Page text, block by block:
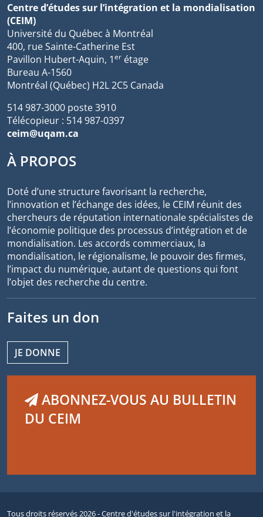
Centre d’études sur l’intégration et la mondialisation
(CEIM)
Université du Québec à Montréal
400, rue Sainte-Catherine Est
Pavillon Hubert-Aquin, 1er étage
Bureau A-1560
Montréal (Québec) H2L 2C5 Canada
514 987-3000 poste 3910
Télécopieur : 514 987-0397
ceim@uqam.ca
À PROPOS
Doté d’une structure favorisant la recherche,
l’innovation et l’échange des idées, le CEIM réunit des
chercheurs de réputation internationale spécialistes de
l’économie politique des processus d’intégration et de
mondialisation. Les accords commerciaux, la
mondialisation, le régionalisme, le pouvoir des firmes,
l’impact du numérique, autant de questions qui font
l’objet des recherche du centre.
Faites un don
JE DONNE
ABONNEZ-VOUS AU BULLETIN
DU CEIM
Tous droits réservés 2026 - Centre d'études sur l'intégration et la